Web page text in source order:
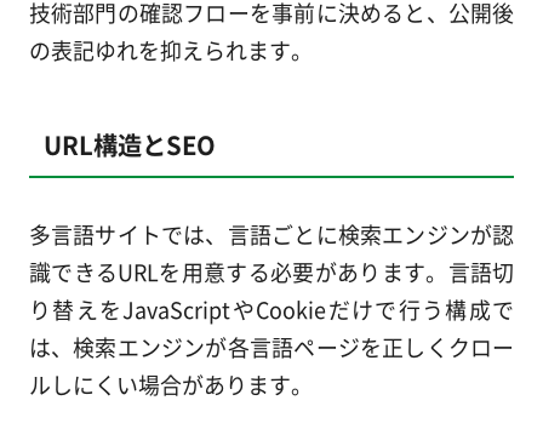
技術部門の確認フローを事前に決めると、公開後
の表記ゆれを抑えられます。
URL構造とSEO
多言語サイトでは、言語ごとに検索エンジンが認
識できるURLを用意する必要があります。言語切
り替えをJavaScriptやCookieだけで行う構成で
は、検索エンジンが各言語ページを正しくクロー
ルしにくい場合があります。